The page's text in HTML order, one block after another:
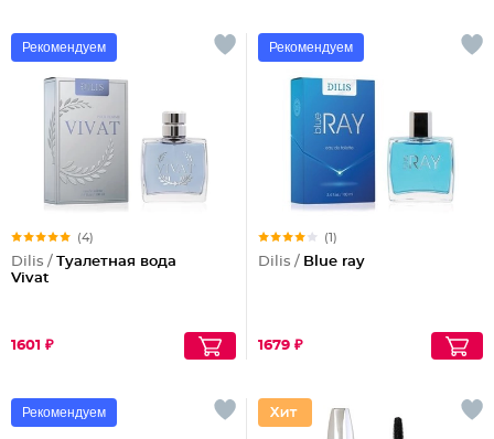
Рекомендуем
(4)
Dilis / Туалетная вода
Vivat
1601 ₽
Рекомендуем
(1)
Dilis / Blue ray
1679 ₽
Рекомендуем